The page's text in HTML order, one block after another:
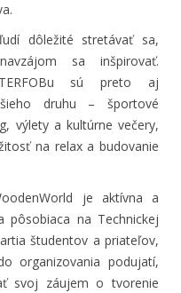
dôležité stretávať sa,
sa inšpirovať.
sú preto aj
druhu – športové
výlety a kultúrne večery,
na relax a budovanie
je aktívna a
pôsobiaca na Technickej
študentov a priateľov,
organizovania podujatí,
svoj záujem o tvorenie